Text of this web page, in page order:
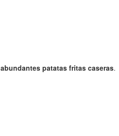
abundantes patatas fritas caseras.